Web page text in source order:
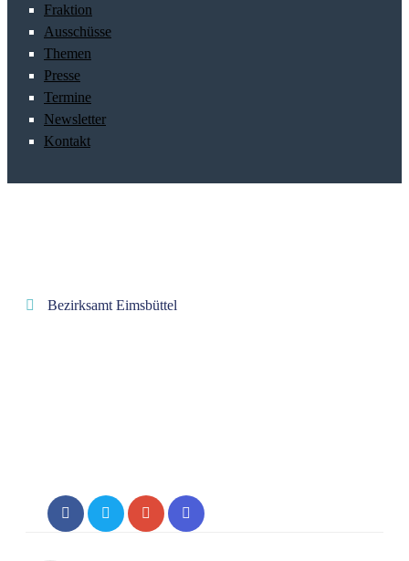
Fraktion
Ausschüsse
Themen
Presse
Termine
Newsletter
Kontakt
Bezirksamt Eimsbüttel